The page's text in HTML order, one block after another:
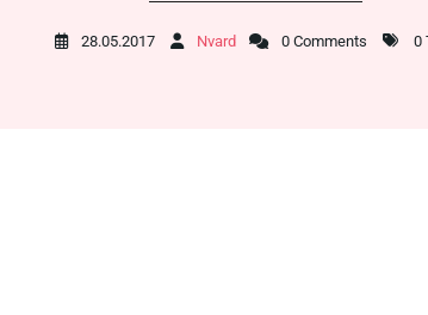
28.05.2017 Nvard 0 Comments 0